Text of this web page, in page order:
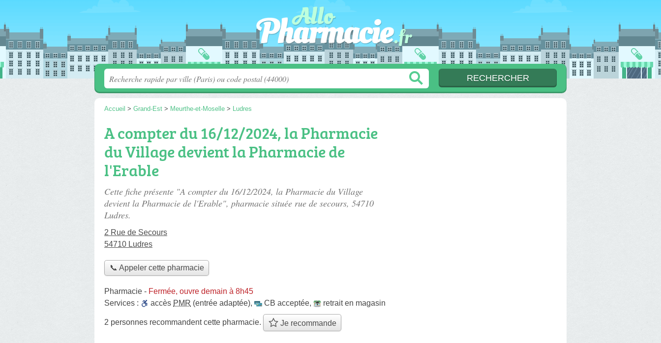
Accueil > Grand-Est > Meurthe-et-Moselle > Ludres
A compter du 16/12/2024, la Pharmacie
du Village devient la Pharmacie de
l'Erable
Cette fiche présente "A compter du 16/12/2024, la Pharmacie du Village
devient la Pharmacie de l'Erable", pharmacie située rue de secours, 54710
Ludres.
2 Rue de Secours
54710 Ludres
📞 Appeler cette pharmacie
Pharmacie - Fermée, ouvre demain à 8h45
Services :
accès PMR (entrée adaptée), CB acceptée, retrait en magasin
2 personnes recommandentcette pharmacie. Je recommande